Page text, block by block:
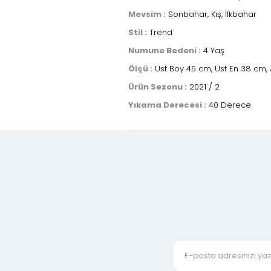
Mevsim : Sonbahar, Kış, İlkbahar
Stil : Trend
Numune Bedeni : 4 Yaş
Ölçü : Üst Boy 45 cm, Üst En 38
Ürün Sezonu : 2021 / 2
Yıkama Derecesi : 40 Derece